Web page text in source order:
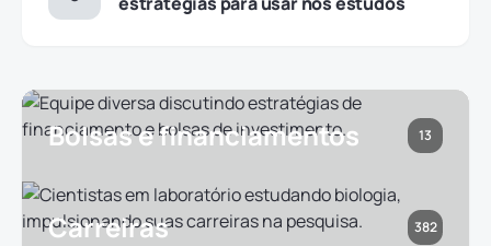
Bolsas e financiamentos 13
Carreiras 382